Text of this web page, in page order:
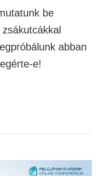
be
abban
e!